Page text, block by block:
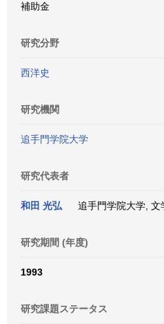
補助金
研究分野
西洋史
研究機関
追手門学院大学
研究代表者
和田 光弘 追手門学院大学,
研究期間 (年度)
1993
研究課題ステータス